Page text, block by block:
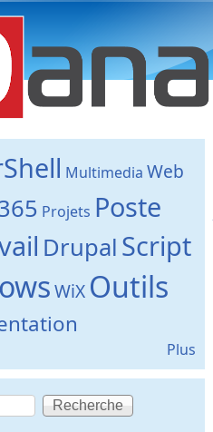
Multimedia Web
Projets Poste
Drupal Script
WiX Outils
Plus
de recherche